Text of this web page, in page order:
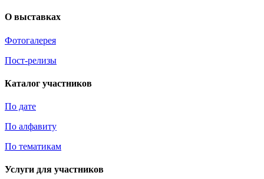
О выставках
Фотогалерея
Пост-релизы
Каталог участников
По дате
По алфавиту
По тематикам
Услуги для участников